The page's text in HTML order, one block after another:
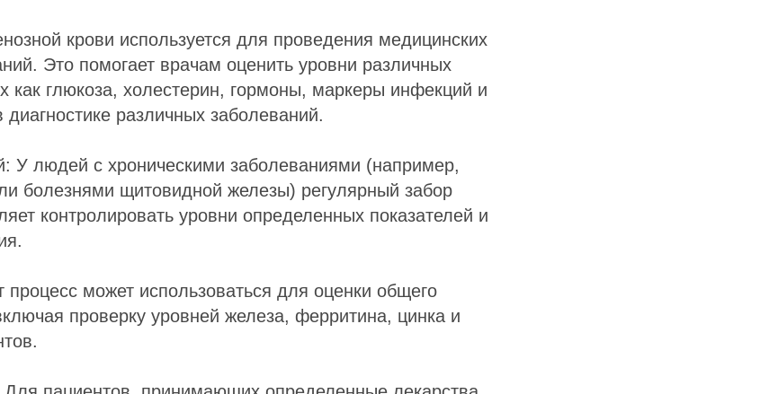
крови используется для проведения медицинских
Это помогает врачам оценить уровни различных
как глюкоза, холестерин, гормоны, маркеры инфекций и
диагностике различных заболеваний.
У людей с хроническими заболеваниями (например,
болезнями щитовидной железы) регулярный забор
контролировать уровни определенных показателей и
может использоваться для оценки общего
проверку уровней железа, ферритина, цинка и